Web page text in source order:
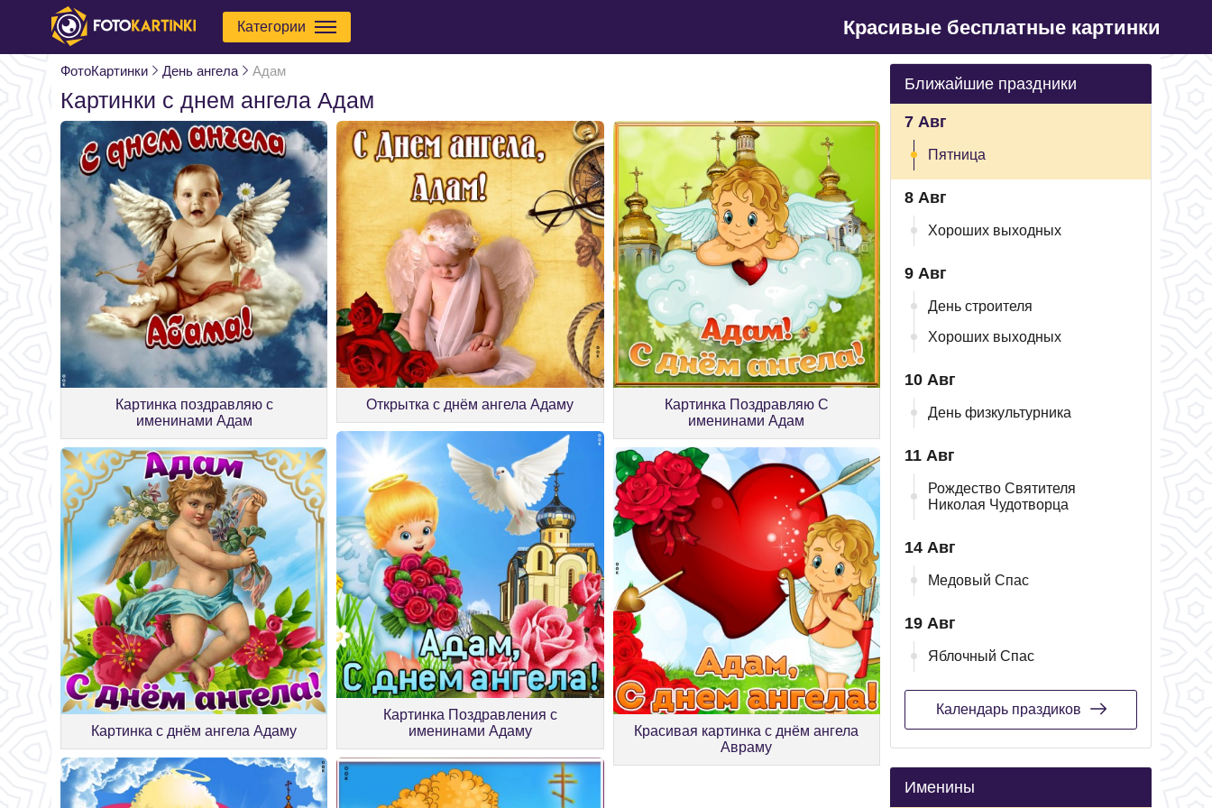
Категории Красивые бесплатные картинки
ФотоКартинки День ангела Адам
Картинки с днем ангела Адам
Картинка поздравляю с
именинами Адам
Открытка с днём ангела Адаму
Картинка Поздравляю С
именинами Адам
Картинка с днём ангела Адаму
Картинка Поздравления с
именинами Адаму
Красивая картинка с днём ангела
Авраму
Ближайшие праздники
7 Авг
Пятница
8 Авг
Хороших выходных
9 Авг
День строителя
Хороших выходных
10 Авг
День физкультурника
11 Авг
Рождество Святителя
Николая Чудотворца
14 Авг
Медовый Спас
19 Авг
Яблочный Спас
Календарь праздиков
Именины